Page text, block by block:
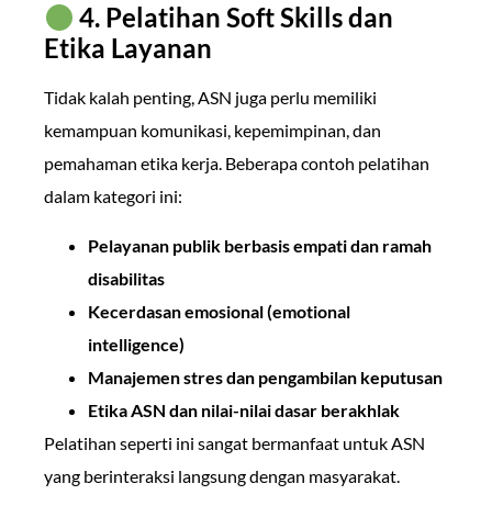
4. Pelatihan Soft Skills dan
Etika Layanan
Tidak kalah penting, ASN juga perlu memiliki
kemampuan komunikasi, kepemimpinan, dan
pemahaman etika kerja. Beberapa contoh pelatihan
dalam kategori ini:
Pelayanan publik berbasis empati dan ramah
disabilitas
Kecerdasan emosional (emotional
intelligence)
Manajemen stres dan pengambilan keputusan
Etika ASN dan nilai-nilai dasar berakhlak
Pelatihan seperti ini sangat bermanfaat untuk ASN
yang berinteraksi langsung dengan masyarakat.